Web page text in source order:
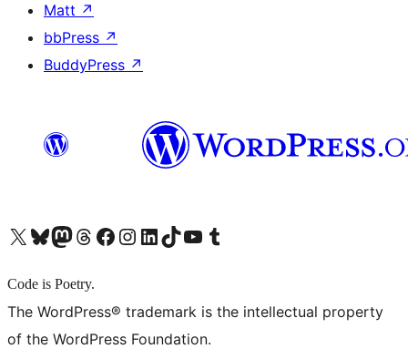
Matt ↗
bbPress ↗
BuddyPress ↗
X (旧 Twitter) アカウントへBluesky アカウントへMastodon アカウントへThreads アカウントへ Facebook ページへInstagram アカウントへ LinkedIn アカウントへTikTok アカウントへYouTube チャンネルへ Tumblr アカウントへ
Code is Poetry.
The WordPress® trademark is the intellectual property
of the WordPress Foundation.